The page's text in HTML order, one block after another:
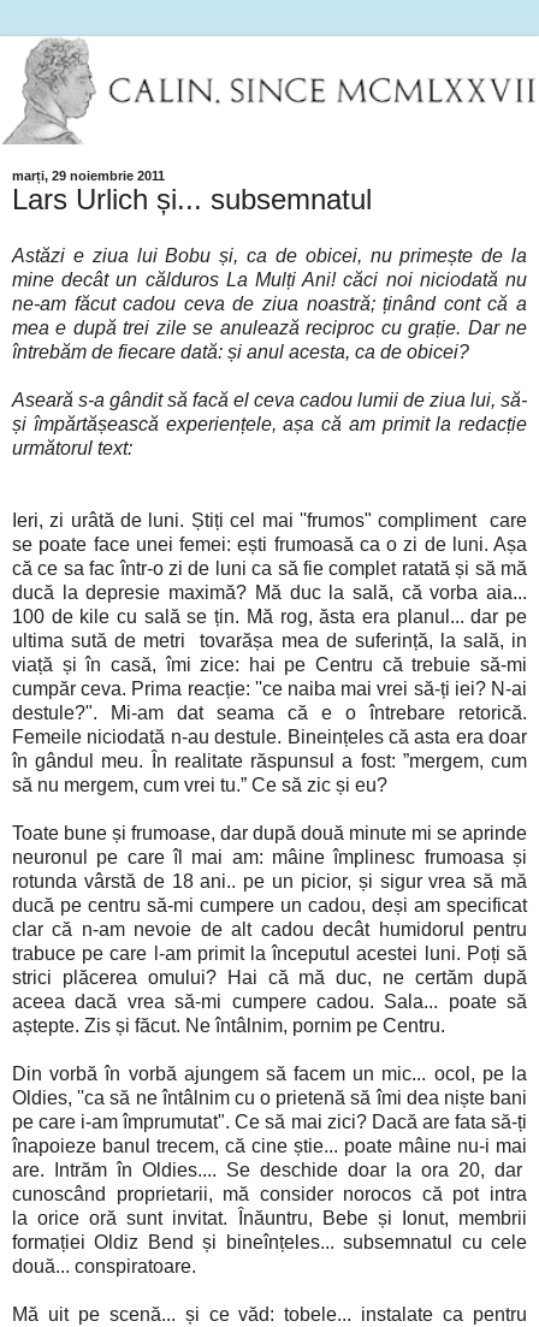
marți, 29 noiembrie 2011
Lars Urlich și... subsemnatul
Astăzi e ziua lui Bobu și, ca de obicei, nu primește de la
mine decât un călduros La Mulți Ani! căci noi niciodată nu
ne-am făcut cadou ceva de ziua noastră; ținând cont că a
mea e după trei zile se anulează reciproc cu grație. Dar ne
întrebăm de fiecare dată: și anul acesta, ca de obicei?
Aseară s-a gândit să facă el ceva cadou lumii de ziua lui, să-
și împărtășească experiențele, așa că am primit la redacție
următorul text:
Ieri, zi urâtă de luni. Știți cel mai ''frumos" compliment care
se poate face unei femei: ești frumoasă ca o zi de luni. Așa
că ce sa fac într-o zi de luni ca să fie complet ratată și să mă
ducă la depresie maximă? Mă duc la sală, că vorba aia...
100 de kile cu sală se țin. Mă rog, ăsta era planul... dar pe
ultima sută de metri tovarășa mea de suferință, la sală, in
viață și în casă, îmi zice: hai pe Centru că trebuie să-mi
cumpăr ceva. Prima reacție: ''ce naiba mai vrei să-ți iei? N-ai
destule?". Mi-am dat seama că e o întrebare retorică.
Femeile niciodată n-au destule. Bineințeles că asta era doar
în gândul meu. În realitate răspunsul a fost: ”mergem, cum
să nu mergem, cum vrei tu.” Ce să zic și eu?
Toate bune și frumoase, dar după două minute mi se aprinde
neuronul pe care îl mai am: mâine împlinesc frumoasa și
rotunda vârstă de 18 ani.. pe un picior, și sigur vrea să mă
ducă pe centru să-mi cumpere un cadou, deși am specificat
clar că n-am nevoie de alt cadou decât humidorul pentru
trabuce pe care l-am primit la începutul acestei luni. Poți să
strici plăcerea omului? Hai că mă duc, ne certăm după
aceea dacă vrea să-mi cumpere cadou. Sala... poate să
aștepte. Zis și făcut. Ne întâlnim, pornim pe Centru.
Din vorbă în vorbă ajungem să facem un mic... ocol, pe la
Oldies, ''ca să ne întâlnim cu o prietenă să îmi dea niște bani
pe care i-am împrumutat". Ce să mai zici? Dacă are fata să-ți
înapoieze banul trecem, că cine știe... poate mâine nu-i mai
are. Intrăm în Oldies.... Se deschide doar la ora 20, dar
cunoscând proprietarii, mă consider norocos că pot intra
la orice oră sunt invitat. Înăuntru, Bebe și Ionut, membrii
formației Oldiz Bend și bineînțeles... subsemnatul cu cele
două... conspiratoare.
Mă uit pe scenă... și ce văd: tobele... instalate ca pentru